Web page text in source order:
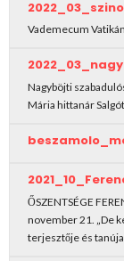
Vademecum
Nagyböjti
Mária hittanár
ŐSZENTSÉGE
november 21. „De
terjesztője és